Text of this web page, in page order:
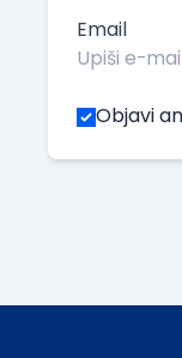
Email
Objavi